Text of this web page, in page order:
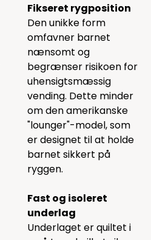
Fikseret rygposition
Den unikke form
omfavner barnet
nænsomt og
begrænser risikoen for
uhensigtsmæssig
vending. Dette minder
om den amerikanske
"lounger"-model, som
er designet til at holde
barnet sikkert på
ryggen.
Fast og isoleret
underlag
Underlaget er quiltet i